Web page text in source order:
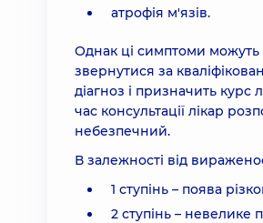
атрофія м'язів.
Однак ці симптоми можуть
звернутися за
діагноз і призначить
час консультації лікар
небезпечний.
В залежності від
1 ступінь – поява
2 ступінь –